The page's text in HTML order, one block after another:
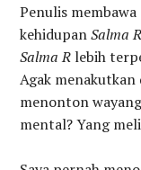
Penulis
kehidupanSalma R
Salma R lebih
Agak
menonton
mental? Yang